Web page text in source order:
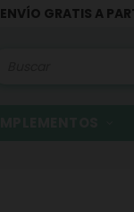
ENVÍO GRATIS A